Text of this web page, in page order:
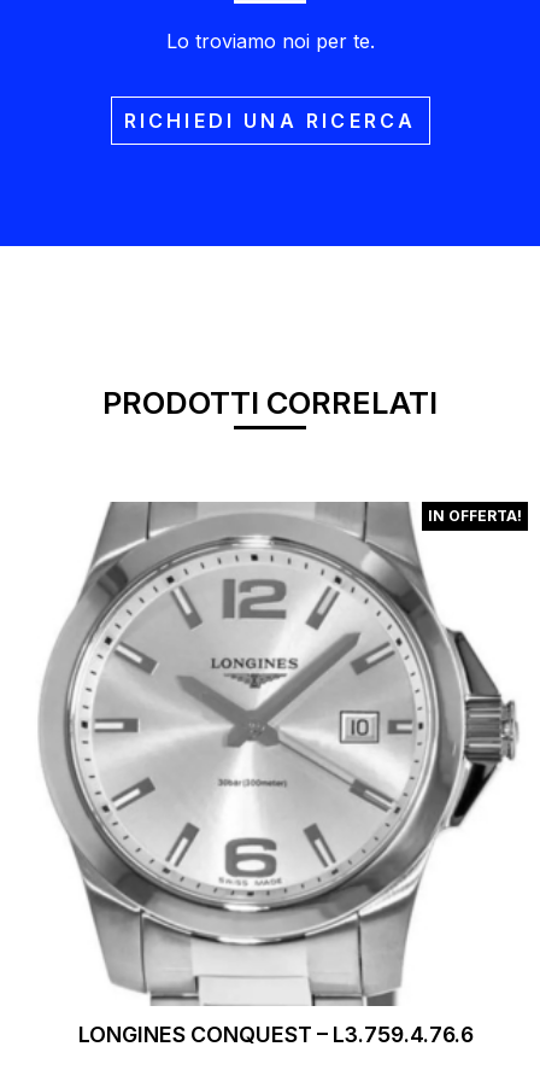
Lo troviamo noi per te.
RICHIEDI UNA RICERCA
PRODOTTI CORRELATI
IN OFFERTA!
LONGINES CONQUEST – L3.759.4.76.6